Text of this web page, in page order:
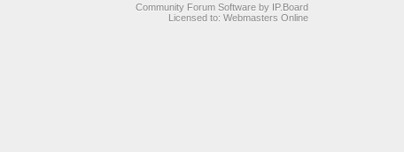
Community Forum Software by IP.Board
Licensed to: Webmasters Online